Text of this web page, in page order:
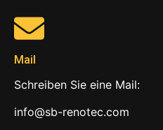
Mail
Schreiben Sie eine Mail:
info@sb-renotec.com